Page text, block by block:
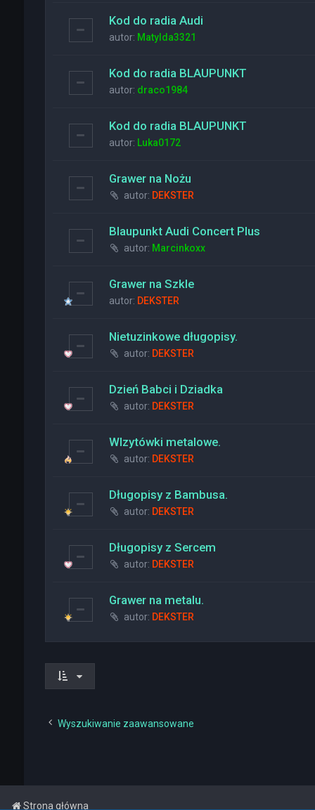
Kod do radia Audi
autor: Matylda3321
Kod do radia BLAUPUNKT
autor: draco1984
Kod do radia BLAUPUNKT
autor: Luka0172
Grawer na Nożu
autor: DEKSTER
Blaupunkt Audi Concert Plus
autor: Marcinkoxx
Grawer na Szkle
autor: DEKSTER
Nietuzinkowe długopisy.
autor: DEKSTER
Dzień Babci i Dziadka
autor: DEKSTER
WIzytówki metalowe.
autor: DEKSTER
Długopisy z Bambusa.
autor: DEKSTER
Długopisy z Sercem
autor: DEKSTER
Grawer na metalu.
autor: DEKSTER
Wyszukiwanie zaawansowane
Strona główna